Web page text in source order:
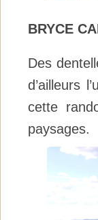
BRYCE
Des
d’ailleurs
cette
paysages.